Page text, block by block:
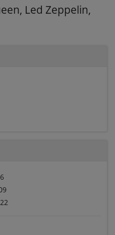
Led Zeppelin,